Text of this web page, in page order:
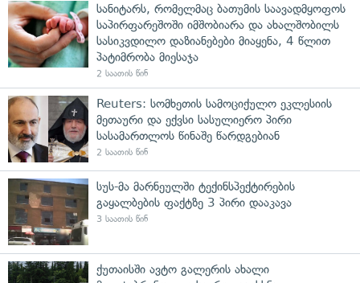
სანიტარს, რომელმაც ბათუმის საავადმყოფოს
საპირფარეშოში იმშობიარა და ახალშობილს
სასიკვდილო დაზიანებები მიაყენა, 4 წლით
პატიმრობა მიესაჯა
2 საათის წინ
Reuters: სომხეთის სამოციქულო ეკლესიის
მეთაური და ექვსი სასულიერო პირი
სასამართლოს წინაშე წარდგებიან
2 საათის წინ
სუს-მა მარნეულში ტექინსპექტირების
გაყალბების ფაქტზე 3 პირი დააკავა
3 საათის წინ
ქუთაისში ავტო გალერის ახალი